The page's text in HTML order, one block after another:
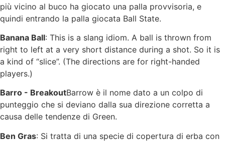
più vicino al buco ha giocato una palla provvisoria, e
quindi entrando la palla giocata Ball State.
Banana Ball: This is a slang idiom. A ball is thrown from
right to left at a very short distance during a shot. So it is
a kind of “slice”. (The directions are for right-handed
players.)
Barro - BreakoutBarrow è il nome dato a un colpo di
punteggio che si deviano dalla sua direzione corretta a
causa delle tendenze di Green.
Ben Gras: Si tratta di una specie di copertura di erba con